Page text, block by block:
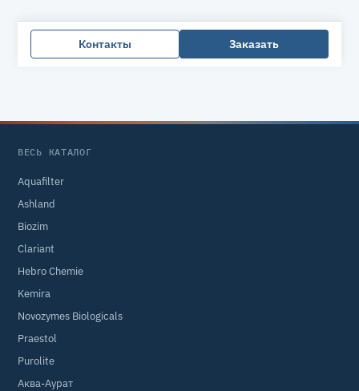
Контакты Заказать
ВЕСЬ КАТАЛОГ
Aquafilter
Ashland
Biozim
Clariant
Hebro Chemie
Kemira
Novozymes Biologicals
Praestol
Purolite
Аква-Аурат